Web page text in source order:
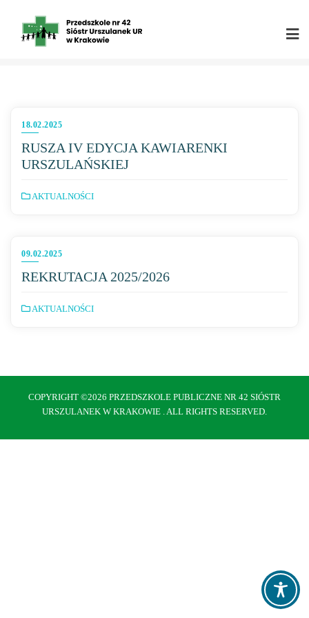
CONTENT
18.02.2025
RUSZA IV EDYCJA KAWIARENKI
URSZULAŃSKIEJ
AKTUALNOŚCI
09.02.2025
REKRUTACJA 2025/2026
AKTUALNOŚCI
COPYRIGHT ©2026 PRZEDSZKOLE PUBLICZNE NR 42 SIÓSTR
URSZULANEK W KRAKOWIE . ALL RIGHTS RESERVED.